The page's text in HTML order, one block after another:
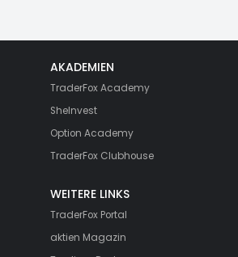
AKADEMIEN
TraderFox Academy
SheInvest
Option Academy
TraderFox Clubhouse
WEITERE LINKS
TraderFox Portal
aktien Magazin